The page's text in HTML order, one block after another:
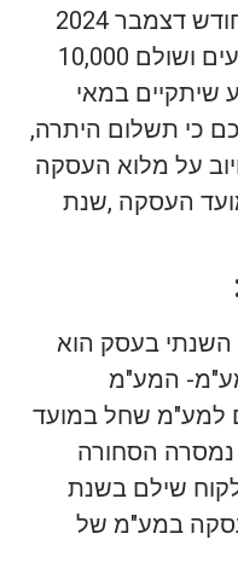
העסקה. לשם דוגמא בחודש דצמבר 2024
נסגר אירוע באולם אירועים ושולם 10,000
שיתקיים במאי
סוכם כי תשלום היתרה,
יהיה חיוב על מלוא העסקה
החל במועד העסקה ,שנת
השנתי בעסק הוא
מע"מ- המע"מ
למע"מ שחל במועד
נמסרה הסחורה
הלקוח שילם בשנת
העסקה במע"מ של